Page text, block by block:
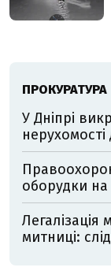
ПРОКУРАТУРА
У Дніпрі
оборудки
митниці: